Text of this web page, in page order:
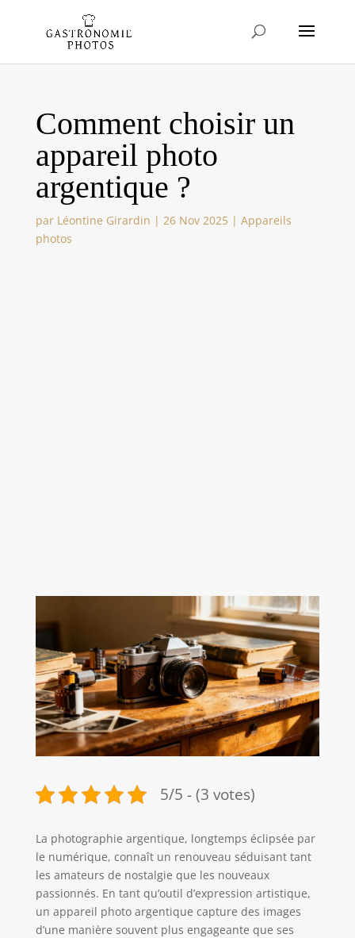
Comment choisir un
appareil photo
argentique ?
par Léontine Girardin | 26 Nov 2025| Appareils
photos
5/5 - (3 votes)
La photographie argentique, longtemps éclipsée par
le numérique, connaît un renouveau séduisant tant
les amateurs de nostalgie que les nouveaux
passionnés. En tant qu’outil d’expression artistique,
un appareil photo argentique capture des images
d’une manière souvent plus engageante que ses